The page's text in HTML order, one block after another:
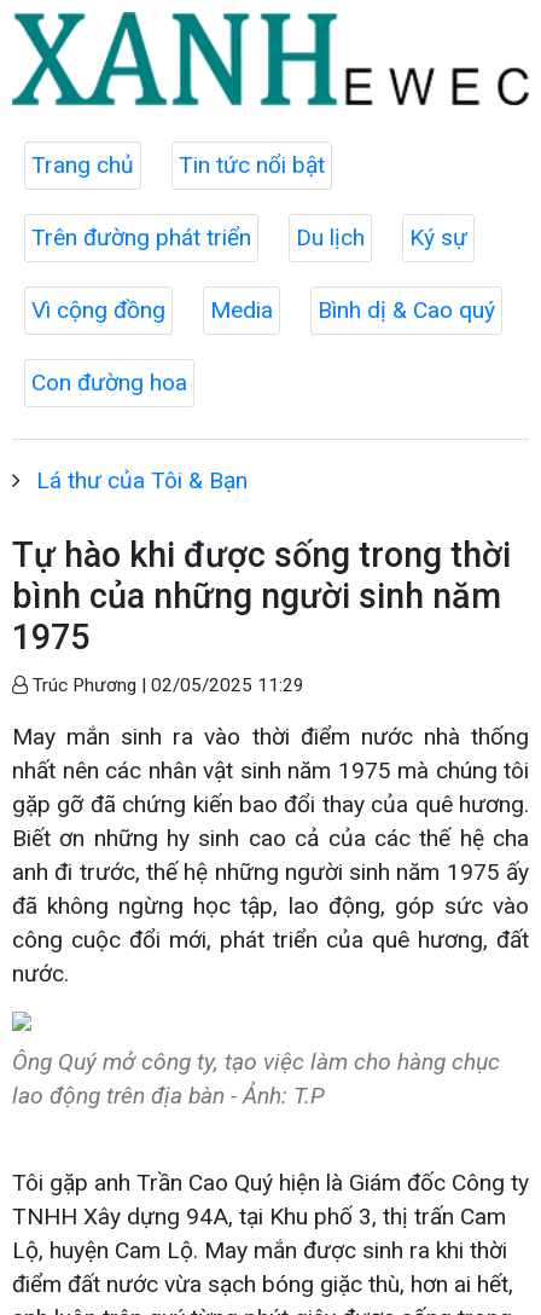
Trang chủ Tin tức nổi bật
Trên đường phát triển Du lịch Ký sự
Vì cộng đồng Media Bình dị & Cao quý
Con đường hoa
Lá thư của Tôi & Bạn
Tự hào khi được sống trong thời
bình của những người sinh năm
1975
Trúc Phương | 02/05/2025 11:29
May mắn sinh ra vào thời điểm nước nhà thống
nhất nên các nhân vật sinh năm 1975 mà chúng tôi
gặp gỡ đã chứng kiến bao đổi thay của quê hương.
Biết ơn những hy sinh cao cả của các thế hệ cha
anh đi trước, thế hệ những người sinh năm 1975 ấy
đã không ngừng học tập, lao động, góp sức vào
công cuộc đổi mới, phát triển của quê hương, đất
nước.
Ông Quý mở công ty, tạo việc làm cho hàng chục
lao động trên địa bàn - Ảnh: T.P
Tôi gặp anh Trần Cao Quý hiện là Giám đốc Công ty
TNHH Xây dựng 94A, tại Khu phố 3, thị trấn Cam
Lộ, huyện Cam Lộ. May mắn được sinh ra khi thời
điểm đất nước vừa sạch bóng giặc thù, hơn ai hết,